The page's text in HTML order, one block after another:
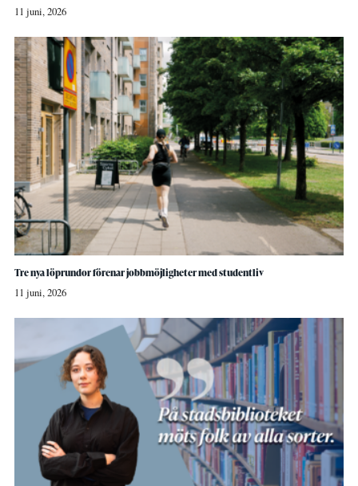
11 juni, 2026
Tre nya löprundor förenar jobbmöjligheter med studentliv
11 juni, 2026